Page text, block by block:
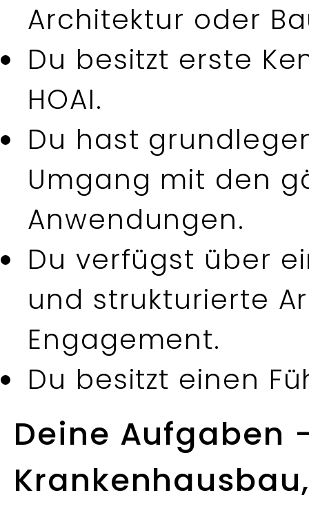
Architektur oder
Du besitzt erste
HOAI.
Du hast
Umgang mit den
Anwendungen.
Du verfügst über
und strukturierte
Engagement.
Du besitzt einen
Deine Aufgaben